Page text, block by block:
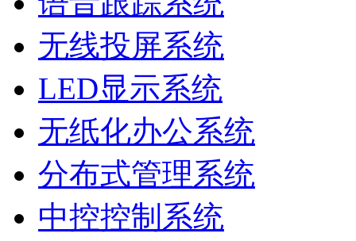
无线投屏系统
LED显示系统
无纸化办公系统
分布式管理系统
中控控制系统